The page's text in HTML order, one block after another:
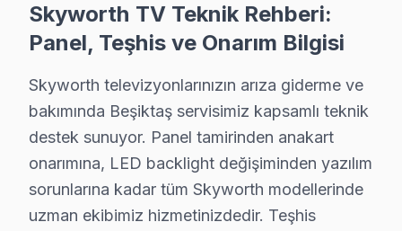
TV uzun ömür için ipuçları:
• Beşiktaş'de ekranı yumuşak mikrofiber bezle silin,
• Beşiktaş'de havalandırma deliklerini kapatmayın,
• Enerji tasarrufu için kullanmadığınızda
• Beşiktaş'de fırtına öncesi şebeke aşırı gerilim
• Beşiktaş'de yılda 1-2 kez profesyonel bakım yaptırın
Beşiktaş'da Skyworth bakım ve önleyici servis
Skyworth TV Teknik Rehberi:
Panel, Teşhis ve Onarım Bilgisi
Skyworth televizyonlarınızın arıza giderme ve
bakımında Beşiktaş servisimiz kapsamlı teknik
destek sunuyor. Panel tamirinden anakart
onarımına, LED backlight değişiminden yazılım
sorunlarına kadar tüm Skyworth modellerinde
uzman ekibimiz hizmetinizdedir. Teşhis